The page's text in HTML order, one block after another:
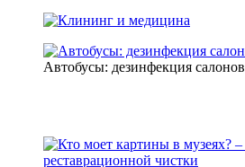
Автобусы: дезинфекция салонов